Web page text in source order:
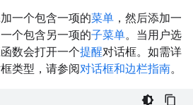
一个包含一项的菜单 ，然后添加一
一个包含另一项的子菜单。当用户选
数会打开一个提醒对话框。如需详
类型，请参阅对话框和边栏指南。